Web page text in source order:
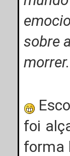
sobre
morrer.
foi
forma